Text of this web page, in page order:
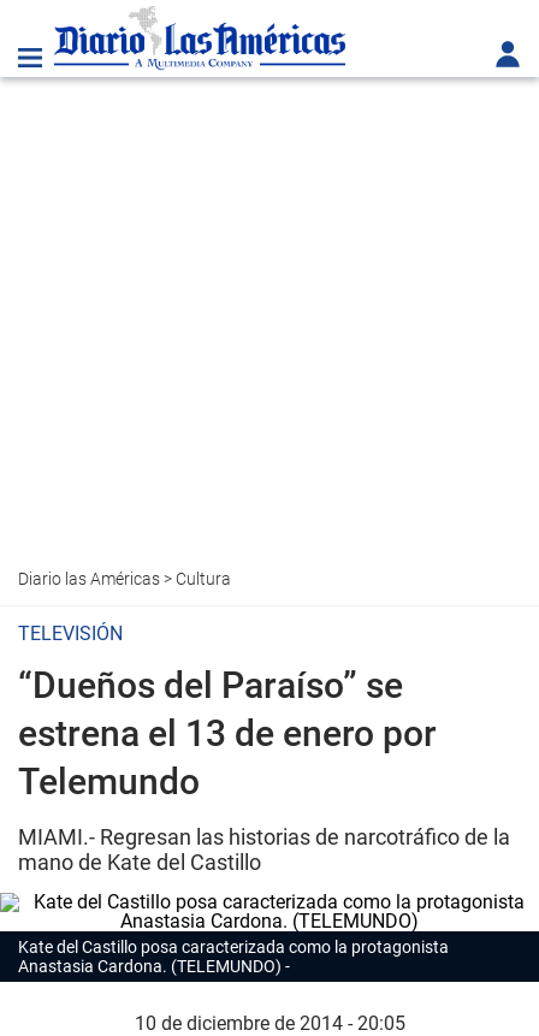
Diario las Américas> Cultura
TELEVISIÓN
“Dueños del Paraíso” se
estrena el 13 de enero por
Telemundo
MIAMI.- Regresan las historias de narcotráfico de la
mano de Kate del Castillo
Kate del Castillo posa caracterizada como la protagonista
Anastasia Cardona. (TELEMUNDO)
10 de diciembre de 2014 - 20:05